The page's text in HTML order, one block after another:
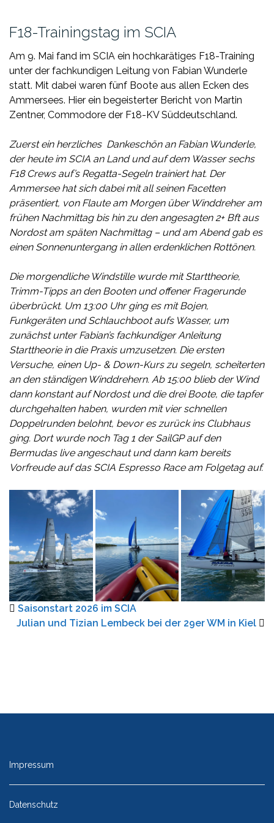
F18-Trainingstag im SCIA
Am 9. Mai fand im SCIA ein hochkarätiges F18-Training
unter der fachkundigen Leitung von Fabian Wunderle
statt. Mit dabei waren fünf Boote aus allen Ecken des
Ammersees. Hier ein begeisterter Bericht von Martin
Zentner, Commodore der F18-KV Süddeutschland.
Zuerst ein herzliches Dankeschön an Fabian Wunderle,
der heute im SCIA an Land und auf dem Wasser sechs
F18 Crews auf’s Regatta-Segeln trainiert hat. Der
Ammersee hat sich dabei mit all seinen Facetten
präsentiert, von Flaute am Morgen über Winddreher am
frühen Nachmittag bis hin zu den angesagten 2+ Bft aus
Nordost am späten Nachmittag – und am Abend gab es
einen Sonnenuntergang in allen erdenklichen Rottönen.
Die morgendliche Windstille wurde mit Starttheorie,
Trimm-Tipps an den Booten und offener Fragerunde
überbrückt. Um 13:00 Uhr ging es mit Bojen,
Funkgeräten und Schlauchboot aufs Wasser, um
zunächst unter Fabian’s fachkundiger Anleitung
Starttheorie in die Praxis umzusetzen. Die ersten
Versuche, einen Up- & Down-Kurs zu segeln, scheiterten
an den ständigen Winddrehern. Ab 15:00 blieb der Wind
dann konstant auf Nordost und die drei Boote, die tapfer
durchgehalten haben, wurden mit vier schnellen
Doppelrunden belohnt, bevor es zurück ins Clubhaus
ging. Dort wurde noch Tag 1 der SailGP auf den
Bermudas live angeschaut und dann kam bereits
Vorfreude auf das SCIA Espresso Race am Folgetag auf.
Saisonstart 2026 im SCIA
Julian und Tizian Lembeck bei der 29er WM in Kiel
Impressum
Datenschutz